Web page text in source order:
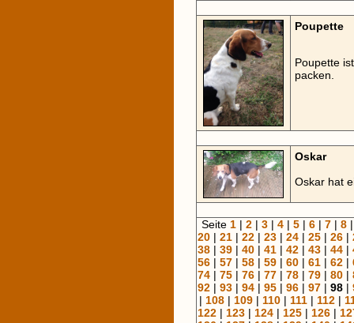
Poupette
Poupette
packen.
Oskar
Oskar hat
Seite 1| 2| 3| 4| 5| 6| 7| 8
20 | 21 | 22 | 23 | 24 | 25 | 26 |
38 | 39 | 40 | 41 | 42 | 43 | 44 |
56 | 57 | 58 | 59 | 60 | 61 | 62 |
74 | 75 | 76 | 77 | 78 | 79 | 80 |
92 | 93 | 94 | 95 | 96 | 97 | 98 |
| 108| 109| 110| 111| 112|
122 | 123 | 124 | 125 | 126 |